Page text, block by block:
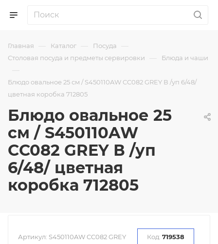
Главная — Каталог — Посуда —
Столовая посуда и предметы сервировки — Блюда и чаши
—
Блюдо овальное 25 см / S450110AW CC082 GREY В /уп 6/48/
цветная коробка 712805
Блюдо овальное 25
см / S450110AW
CC082 GREY В /уп
6/48/ цветная
коробка 712805
Артикул: S450110AW CC082 GREY Код: 719538